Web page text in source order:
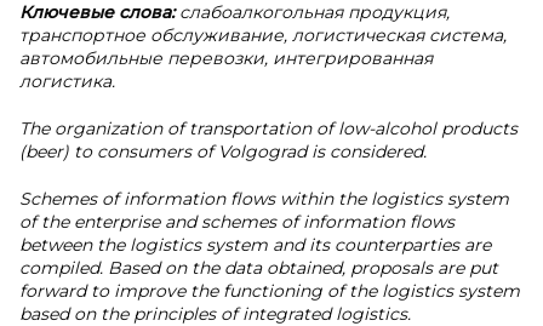
Ключевые слова:слабоалкогольная продукция,
транспортное обслуживание, логистическая система,
автомобильные перевозки, интегрированная
логистика.
The organization of transportation of low-alcohol products
(beer) to consumers of Volgograd is considered.
Schemes of information flows within the logistics system
of the enterprise and schemes of information flows
between the logistics system and its counterparties are
compiled. Based on the data obtained, proposals are put
forward to improve the functioning of the logistics system
based on the principles of integrated logistics.